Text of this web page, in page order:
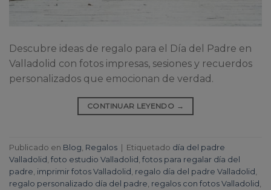
Descubre ideas de regalo para el Día del Padre en
Valladolid con fotos impresas, sesiones y recuerdos
personalizados que emocionan de verdad.
CONTINUAR LEYENDO →
Publicado en Blog Regalos | Etiquetado día del padre
Valladolid foto estudio Valladolid fotos para regalar día del
padre imprimir fotos Valladolid regalo día del padre Valladolid
regalo personalizado día del padre regalos con fotos Valladolid